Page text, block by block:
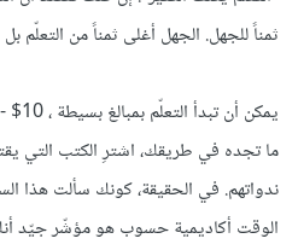
ثمناً للجهل. الجهل أغلى ثمناً من التعلّم
يمكن أن تبدأ التعلّم بمبالغ بسيطة ، 10$ - 70$،
ما تجده في طريقك، اشترِ الكتب التي
ندواتهم. في الحقيقة، كونك سألت هذا
الوقت أكاديمية حسوب هو مؤشّر جيّد